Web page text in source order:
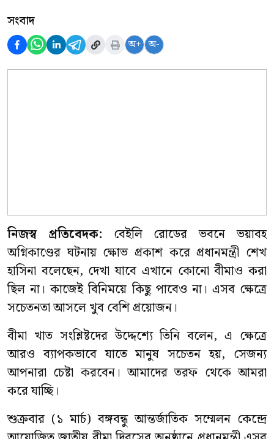
সংবাদ
অ+ অ-
নিজস্ব প্রতিবেদক: বেইলি রোডের ভবনে ভয়াবহ
অগ্নিকাণ্ডের ঘটনায় ক্ষোভ প্রকাশ করে প্রধানমন্ত্রী শেখ
হাসিনা বলেছেন, দেখা যাবে এখানে কোনো বীমাও করা
ছিল না। কাজেই বিনিময়ে কিছু পাবেও না। এসব ক্ষেত্রে
সচেতনতা আসলে খুব বেশি প্রয়োজন।
বীমা খাত সংশ্লিষ্টদের উদ্দেশ্যে তিনি বলেন, এ ক্ষেত্রে
আরও ব্যাপকভাবে যাতে মানুষ সচেতন হয়, সেজন্য
আপনারা চেষ্টা করবেন। আমাদের তরফ থেকে আমরা
করে যাচ্ছি।
শুক্রবার (১ মার্চ) বঙ্গবন্ধু আন্তর্জাতিক সম্মেলন কেন্দ্রে